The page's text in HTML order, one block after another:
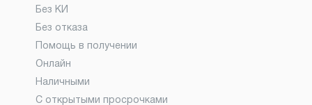
Без КИ
Без отказа
Помощь в получении
Онлайн
Наличными
С открытыми просрочками